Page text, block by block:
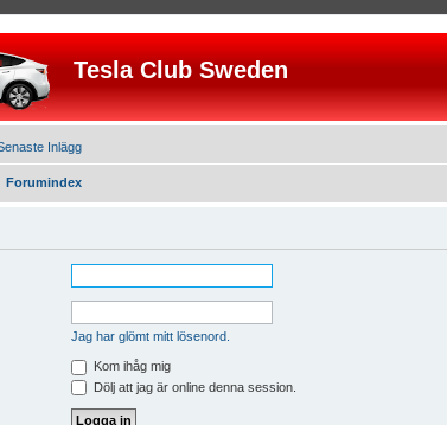
Tesla Club Sweden
Inlägg
Forumindex
Jag har glömt mitt lösenord.
Kom ihåg mig
Dölj att jag är online denna session.